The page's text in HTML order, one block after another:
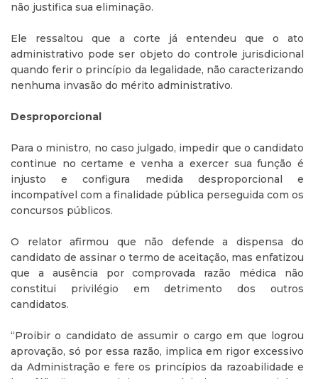
não justifica sua eliminação.
Ele ressaltou que a corte já entendeu que o ato
administrativo pode ser objeto do controle jurisdicional
quando ferir o princípio da legalidade, não caracterizando
nenhuma invasão do mérito administrativo.
Desproporcional
Para o ministro, no caso julgado, impedir que o candidato
continue no certame e venha a exercer sua função é
injusto e configura medida desproporcional e
incompatível com a finalidade pública perseguida com os
concursos públicos.
O relator afirmou que não defende a dispensa do
candidato de assinar o termo de aceitação, mas enfatizou
que a ausência por comprovada razão médica não
constitui privilégio em detrimento dos outros
candidatos.
“Proibir o candidato de assumir o cargo em que logrou
aprovação, só por essa razão, implica em rigor excessivo
da Administração e fere os princípios da razoabilidade e